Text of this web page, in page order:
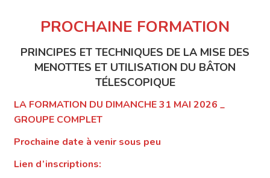
PROCHAINE FORMATION
PRINCIPES ET TECHNIQUES DE LA MISE DES
MENOTTES ET UTILISATION DU BÂTON
TÉLESCOPIQUE
LA FORMATION DU DIMANCHE 31 MAI 2026 _
GROUPE COMPLET
Prochaine date à venir sous peu
Lien d’inscriptions: